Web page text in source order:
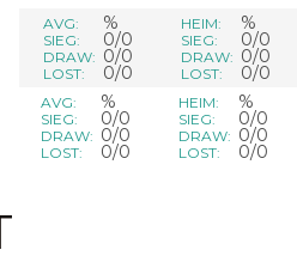
AVG: %
SIEG: 0/0
DRAW: 0/0
LOST: 0/0
HEIM: %
SIEG: 0/0
DRAW: 0/0
LOST: 0/0
AVG: %
SIEG: 0/0
DRAW: 0/0
LOST: 0/0
HEIM: %
SIEG: 0/0
DRAW: 0/0
LOST: 0/0